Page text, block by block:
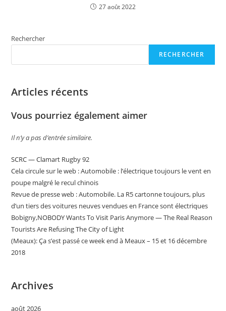
27 août 2022
Rechercher
RECHERCHER
Articles récents
Vous pourriez également aimer
Il n’y a pas d’entrée similaire.
SCRC — Clamart Rugby 92
Cela circule sur le web : Automobile : l’électrique toujours le vent en
poupe malgré le recul chinois
Revue de presse web : Automobile. La R5 cartonne toujours, plus
d’un tiers des voitures neuves vendues en France sont électriques
Bobigny,NOBODY Wants To Visit Paris Anymore — The Real Reason
Tourists Are Refusing The City of Light
(Meaux): Ça s’est passé ce week end à Meaux – 15 et 16 décembre
2018
Archives
août 2026